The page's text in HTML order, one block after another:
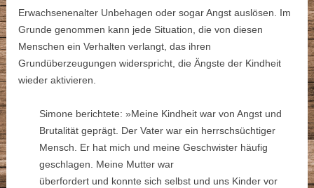
Erwachsenenalter Unbehagen oder sogar Angst auslösen. Im
Grunde genommen kann jede Situation, die von diesen
Menschen ein Verhalten verlangt, das ihren
Grundüberzeugungen widerspricht, die Ängste der Kindheit
wieder aktivieren.
Simone berichtete: »Meine Kindheit war von Angst und
Brutalität geprägt. Der Vater war ein herrschsüchtiger
Mensch. Er hat mich und meine Geschwister häufig
geschlagen. Meine Mutter war
überfordert und konnte sich selbst und uns Kinder vor